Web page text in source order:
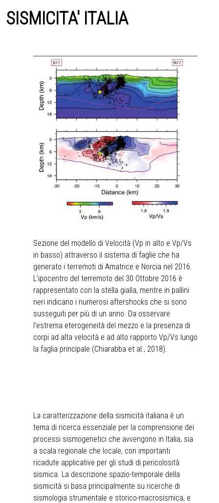
SISMICITA' ITALIA
Sezione del modello di Velocità (Vp in alto e Vp/Vs
in basso) attraverso il sistema di faglie che ha
generato i terremoti di Amatrice e Norcia nel 2016.
L’ipocentro del terremoto del 30 Ottobre 2016 è
rappresentato con la stella gialla, mentre in pallini
neri indicano i numerosi aftershocks che si sono
susseguiti per più di un anno. Da osservare
l’estrema eterogeneità del mezzo e la presenza di
corpi ad alta velocità e ad alto rapporto Vp/Vs lungo
la faglia principale (Chiarabba et al., 2018).
La caratterizzazione della sismicità italiana è un
tema di ricerca essenziale per la comprensione dei
processi sismogenetici che avvengono in Italia, sia
a scala regionale che locale, con importanti
ricadute applicative per gli studi di pericolosità
sismica. La descrizione spazio-temporale della
sismicità si basa principalmente su ricerche di
sismologia strumentale e storico-macrosismica, e